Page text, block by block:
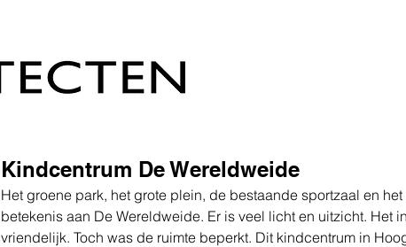
Kindcentrum De Wereldweide
Het groene park, het grote plein, de bestaande sportzaal en
betekenis aan De Wereldweide. Er is veel licht en uitzicht. Het
vriendelijk. Toch was de ruimte beperkt. Dit kindcentrum in